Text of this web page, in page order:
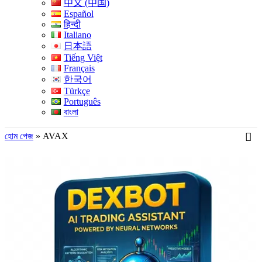
中文 (中国)
Español
हिन्दी
Italiano
日本語
Tiếng Việt
Français
한국어
Türkçe
Português
বাংলা
হোম পেজ » AVAX